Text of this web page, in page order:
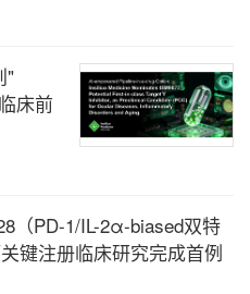
者发生了任何级别的治
）发生了与奥雷巴替
）。≥3级血液学不良
）、中性粒细胞减少
）、贫血、骨髓抑制和
告。
"
床前
（PD-1/IL-2α-biased双特
键注册临床研究完成首例